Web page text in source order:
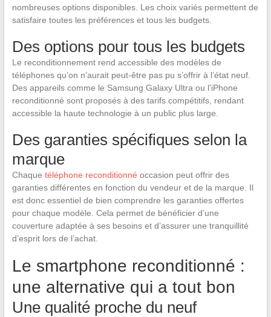
nombreuses options disponibles. Les choix variés permettent de
satisfaire toutes les préférences et tous les budgets.
Des options pour tous les budgets
Le reconditionnement rend accessible des modèles de
téléphones qu’on n’aurait peut-être pas pu s’offrir à l’état neuf.
Des appareils comme le Samsung Galaxy Ultra ou l’iPhone
reconditionné sont proposés à des tarifs compétitifs, rendant
accessible la haute technologie à un public plus large.
Des garanties spécifiques selon la
marque
Chaque téléphone reconditionné occasion peut offrir des
garanties différentes en fonction du vendeur et de la marque. Il
est donc essentiel de bien comprendre les garanties offertes
pour chaque modèle. Cela permet de bénéficier d’une
couverture adaptée à ses besoins et d’assurer une tranquillité
d’esprit lors de l’achat.
Le smartphone reconditionné :
une alternative qui a tout bon
Une qualité proche du neuf